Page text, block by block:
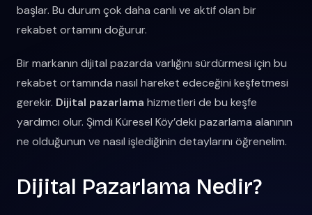
başlar. Bu durum çok daha canlı ve aktif olan bir
rekabet ortamını doğurur.
Bir markanın dijital pazarda varlığını sürdürmesi için bu
rekabet ortamında nasıl hareket edeceğini keşfetmesi
gerekir. Dijital pazarlama hizmetleri de bu keşfe
yardımcı olur. Şimdi Küresel Köy’deki pazarlama alanının
ne olduğunun ve nasıl işlediğinin detaylarını öğrenelim.
Dijital Pazarlama Nedir?